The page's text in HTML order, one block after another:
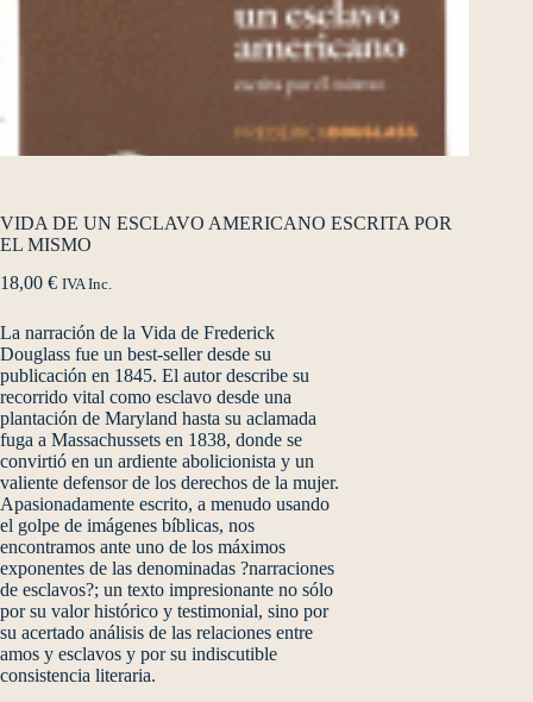
VIDA DE UN ESCLAVO AMERICANO ESCRITA POR
EL MISMO
18,00 € IVA Inc.
La narración de la Vida de Frederick
Douglass fue un best-seller desde su
publicación en 1845. El autor describe su
recorrido vital como esclavo desde una
plantación de Maryland hasta su aclamada
fuga a Massachussets en 1838, donde se
convirtió en un ardiente abolicionista y un
valiente defensor de los derechos de la mujer.
Apasionadamente escrito, a menudo usando
el golpe de imágenes bíblicas, nos
encontramos ante uno de los máximos
exponentes de las denominadas ?narraciones
de esclavos?; un texto impresionante no sólo
por su valor histórico y testimonial, sino por
su acertado análisis de las relaciones entre
amos y esclavos y por su indiscutible
consistencia literaria.